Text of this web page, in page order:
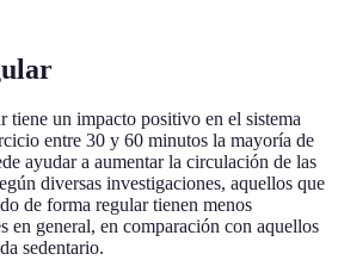
tiene un impacto positivo en el sistema
entre 30 y 60 minutos la mayoría de
ayudar a aumentar la circulación de las
diversas investigaciones, aquellos que
de forma regular tienen menos
en general, en comparación con aquellos
sedentario.